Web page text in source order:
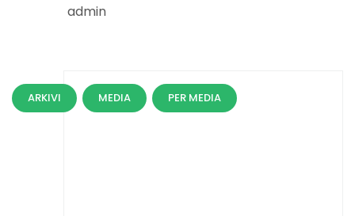
admin
ARKIVI MEDIA PER MEDIA